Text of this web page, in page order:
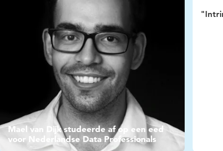
Mael van Dijk studeerde af op een eed
voor Nederlandse Data Professionals